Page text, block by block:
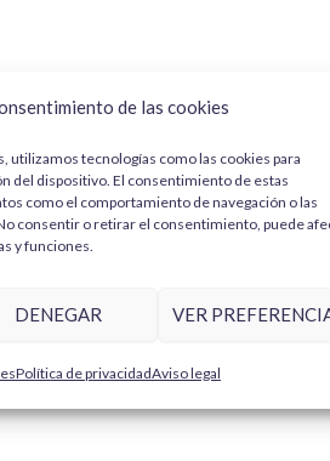
de las cookies
utilizamos tecnologías como las cookies para
del dispositivo. El consentimiento de estas
como el comportamiento de navegación o las
consentir o retirar el consentimiento, puede
y funciones.
DENEGAR VER
Política de privacidadAviso legal
y controla los brillos por zonas:
vivos).
mecánicas y gomas.